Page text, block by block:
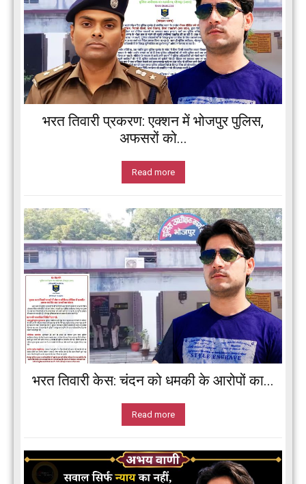
भरत तिवारी प्रकरण: एक्शन में भोजपुर पुलिस,
अफसरों को...
Read more
भरत तिवारी केस: चंदन को धमकी के आरोपों का...
Read more